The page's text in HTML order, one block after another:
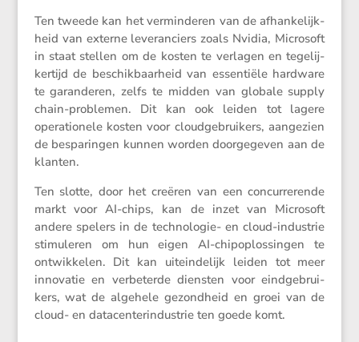
Ten tweede kan het vermin­deren van de afhan­ke­lijk­
heid van externe leveran­ciers zoals Nvidia, Micro­soft
in staat stellen om de kosten te verlagen en tegelij­
ker­tijd de beschik­baar­heid van essen­tiële hardware
te garan­deren, zelfs te midden van globale supply
chain-problemen. Dit kan ook leiden tot lagere
opera­ti­o­nele kosten voor cloud­ge­brui­kers, aange­zien
de bespa­ringen kunnen worden doorge­geven aan de
klanten.
Ten slotte, door het creëren van een concur­re­rende
markt voor AI-chips, kan de inzet van Micro­soft
andere spelers in de techno­logie- en cloud-industrie
stimu­leren om hun eigen AI-chipop­los­singen te
ontwik­kelen. Dit kan uitein­de­lijk leiden tot meer
innovatie en verbe­terde diensten voor eindge­brui­
kers, wat de algehele gezond­heid en groei van de
cloud- en datacen­ter­in­du­strie ten goede komt.